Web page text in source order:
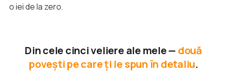
o iei de la zero.
Din cele cinci veliere ale mele — două
povești pe care ți le spun în detaliu.